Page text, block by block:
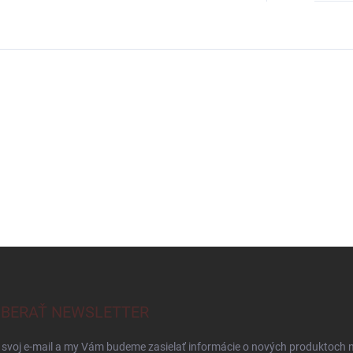
NEWSLETTER
e-mail a my Vám budeme zasielať informácie o nových produktoch